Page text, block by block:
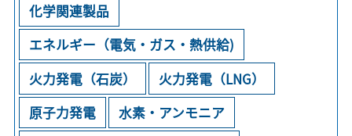
化学関連製品
エネルギー（電気・ガス・熱供給)
火力発電（石炭）
火力発電（LNG）
原子力発電
水素・アンモニア